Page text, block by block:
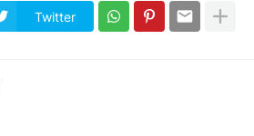
Twitter